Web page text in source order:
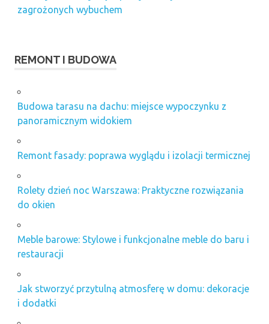
zagrożonych wybuchem
REMONT I BUDOWA
Budowa tarasu na dachu: miejsce wypoczynku z
panoramicznym widokiem
Remont fasady: poprawa wyglądu i izolacji termicznej
Rolety dzień noc Warszawa: Praktyczne rozwiązania
do okien
Meble barowe: Stylowe i funkcjonalne meble do baru i
restauracji
Jak stworzyć przytulną atmosferę w domu: dekoracje
i dodatki